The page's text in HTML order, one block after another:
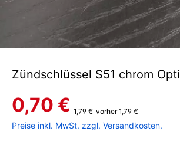
Zündschlüssel S51 chrom
0,70 € 1,79 € vorher 1,79 €
Preise inkl. MwSt. zzgl. Versandkosten.